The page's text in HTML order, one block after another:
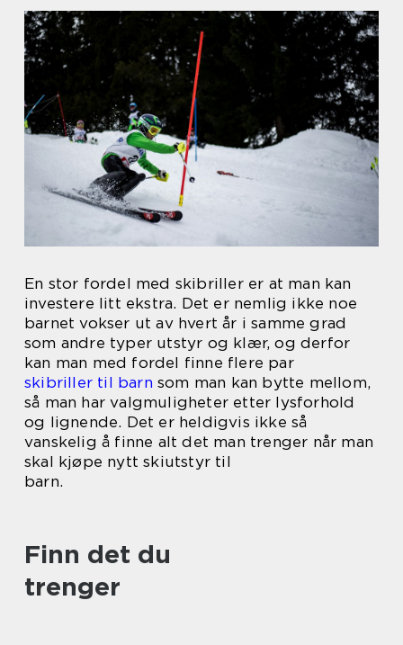
En stor fordel med skibriller er at man kan
investere litt ekstra. Det er nemlig ikke noe
barnet vokser ut av hvert år i samme grad
som andre typer utstyr og klær, og derfor
kan man med fordel finne flere par
skibriller til barn som man kan bytte mellom,
så man har valgmuligheter etter lysforhold
og lignende. Det er heldigvis ikke så
vanskelig å finne alt det man trenger når man
skal kjøpe nytt skiutstyr til
barn.
Finn det du
trenger